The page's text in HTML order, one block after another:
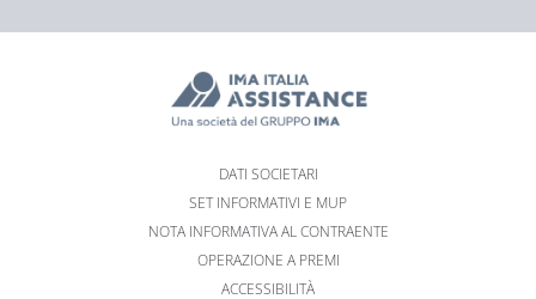
DATI SOCIETARI
SET INFORMATIVI E MUP
NOTA INFORMATIVA AL CONTRAENTE
OPERAZIONE A PREMI
ACCESSIBILITÀ